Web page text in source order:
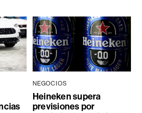
NEGOCIOS
Heineken supera
previsiones por